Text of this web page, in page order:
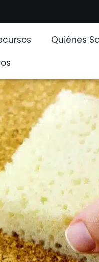
Quiénes